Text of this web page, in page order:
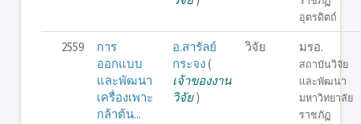
อุตรดิตถ์
2559
การ
ออกแบบ
และพัฒนา
เครื่องเพาะ
กล้าต้น...
อ.สารัลย์
กระจง(
เจ้าของงาน
วิจัย)
วิจัย มรอ.
สถาบันวิจัย
และพัฒนา
มหาวิทยาลัย
ราชภัฏ